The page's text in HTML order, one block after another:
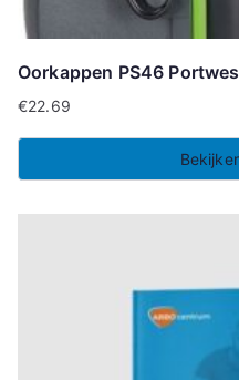
Oorkappen PS46
€22.69